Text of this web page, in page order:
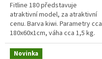
Fitline 180 představuje
atraktivní model, za atraktivní
cenu. Barva kiwi. Parametry cca
180x60x1cm, váha cca 1,5 kg.
Novinka